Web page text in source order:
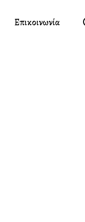
Επικοινωνία